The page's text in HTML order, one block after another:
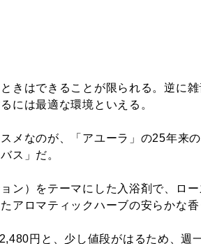
きはできることが限られる。逆に雑
には最適な環境といえる。
メなのが、「アユーラ」の25年来
ス」だ。
ン）をテーマにした入浴剤で、ロ
アロマティックハーブの安らかな
円と、少し値段がはるため、週